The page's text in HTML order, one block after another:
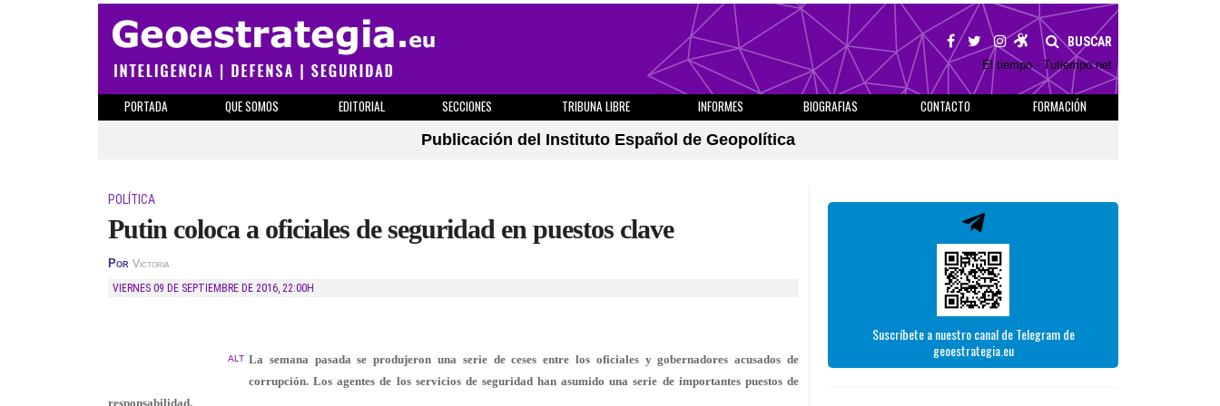
BUSCAR
El tiempo - Tutiempo.net
PORTADA QUE SOMOS EDITORIAL SECCIONES TRIBUNA LIBRE INFORMES BIOGRAFIAS CONTACTO
FORMACIÓN
Publicación del Instituto Español de Geopolítica
POLÍTICA
Putin coloca a oficiales de seguridad en puestos clave
Por Victoria
VIERNES 09 DE SEPTIEMBRE DE 2016, 22:00H
ALT La semana pasada se produjeron una serie de ceses entre los oficiales y gobernadores acusados de
corrupción. Los agentes de los servicios de seguridad han asumido una serie de importantes puestos de
responsabilidad.
Suscríbete a nuestro canal de Telegram de
geoestrategia.eu